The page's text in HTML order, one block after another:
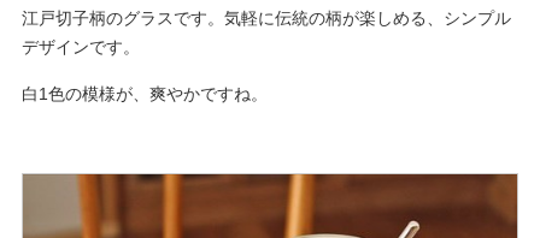
江戸切子柄のグラスです。気軽に伝統の柄が楽しめる、シンプル
デザインです。
白1色の模様が、爽やかですね。